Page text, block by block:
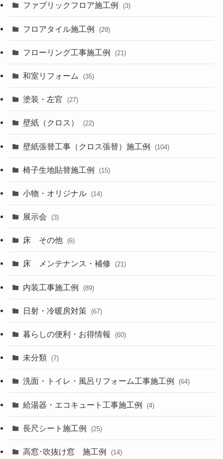
ファブリックフロア施工例 (3)
フロアタイル施工例 (29)
フローリング工事施工例 (21)
和室リフォーム (35)
塗装・左官 (27)
壁紙（クロス） (22)
壁紙張替工事（クロス張替）施工例 (104)
椅子生地貼替施工例 (15)
小物・オリジナル (14)
展示会 (3)
床 その他 (6)
床 メンテナンス・補修 (21)
内装工事施工例 (89)
日射・冷暖房対策 (67)
暮らしの便利・お得情報 (60)
未分類 (7)
洗面・トイレ・風呂リフォーム工事施工例 (64)
給湯器・エコキュート工事施工例 (4)
長尺シート施工例 (25)
高窓･吹抜け窓 施工例 (14)